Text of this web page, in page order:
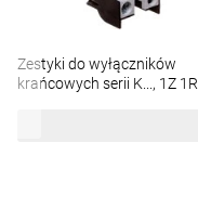
Zestyki do wyłączników
krańcowych serii K..., 1Z 1R